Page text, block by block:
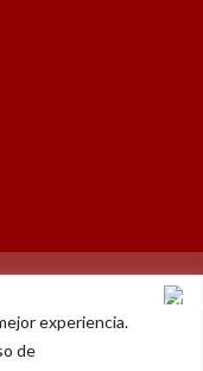
experiencia.
de
X